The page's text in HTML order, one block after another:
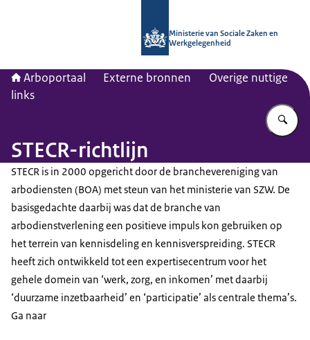
Ministerie van Sociale Zaken en
Werkgelegenheid
Arboportaal Externe bronnen
Overige nuttige
links
STECR-richtlijn
STECR is in 2000 opgericht door de branchevereniging van
arbodiensten (BOA) met steun van het ministerie van SZW. De
basisgedachte daarbij was dat de branche van
arbodienstverlening een positieve impuls kon gebruiken op
het terrein van kennisdeling en kennisverspreiding. STECR
heeft zich ontwikkeld tot een expertisecentrum voor het
gehele domein van ‘werk, zorg, en inkomen’ met daarbij
‘duurzame inzetbaarheid’ en ‘participatie’ als centrale thema’s.
Ga naar